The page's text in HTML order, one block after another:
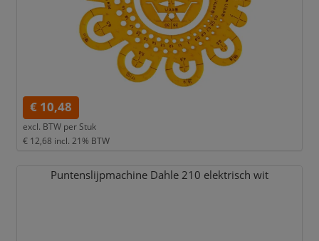
€ 10,48
excl. BTW per Stuk
€ 12,68 incl. 21% BTW
Puntenslijpmachine Dahle 210 elektrisch wit